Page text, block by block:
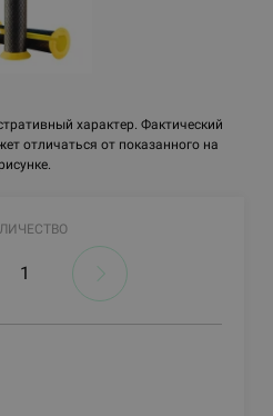
характер. Фактический
отличаться от показанного на
рисунке.